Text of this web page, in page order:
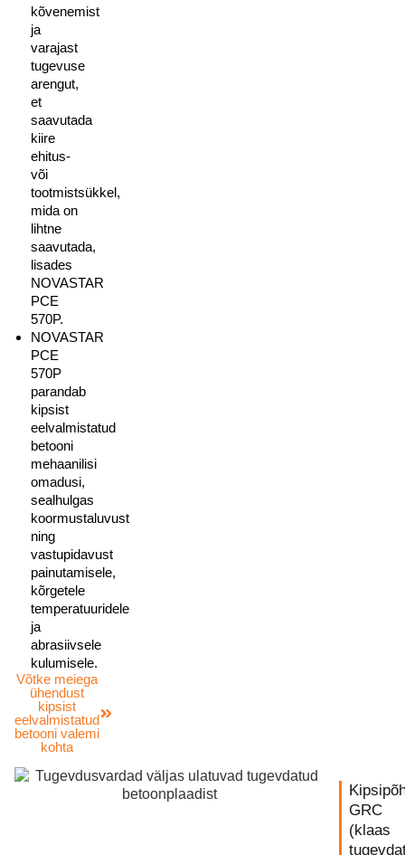
kõvenemist
ja
varajast
tugevuse
arengut,
et
saavutada
kiire
ehitus-
või
tootmistsükkel,
mida on
lihtne
saavutada,
lisades
NOVASTAR
PCE
570P.
NOVASTAR
PCE
570P
parandab
kipsist
eelvalmistatud
betooni
mehaanilisi
omadusi,
sealhulgas
koormustaluvust
ning
vastupidavust
painutamisele,
kõrgetele
temperatuuridele
ja
abrasiivsele
kulumisele.
Võtke meiega
ühendust
kipsist
eelvalmistatud
betooni valemi
kohta
GRC
(klaas